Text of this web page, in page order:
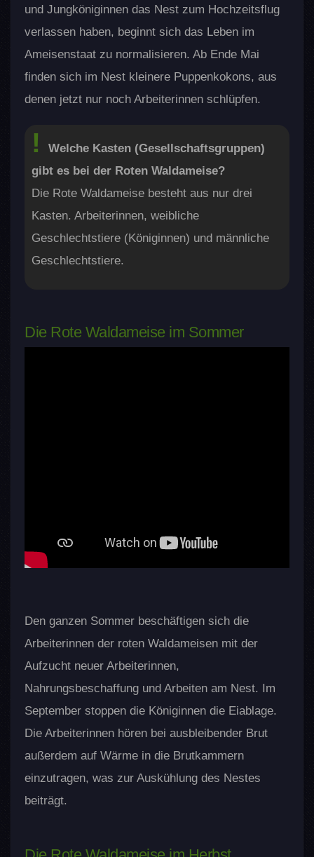
und Jungköniginnen das Nest zum Hochzeitsflug
verlassen haben, beginnt sich das Leben im
Ameisenstaat zu normalisieren. Ab Ende Mai
finden sich im Nest kleinere Puppenkokons, aus
denen jetzt nur noch Arbeiterinnen schlüpfen.
Welche Kasten (Gesellschaftsgruppen)
gibt es bei der Roten Waldameise?
Die Rote Waldameise besteht aus nur drei
Kasten. Arbeiterinnen, weibliche
Geschlechtstiere (Königinnen) und männliche
Geschlechtstiere.
Die Rote Waldameise im Sommer
Den ganzen Sommer beschäftigen sich die
Arbeiterinnen der roten Waldameisen mit der
Aufzucht neuer Arbeiterinnen,
Nahrungsbeschaffung und Arbeiten am Nest. Im
September stoppen die Königinnen die Eiablage.
Die Arbeiterinnen hören bei ausbleibender Brut
außerdem auf Wärme in die Brutkammern
einzutragen, was zur Auskühlung des Nestes
beiträgt.